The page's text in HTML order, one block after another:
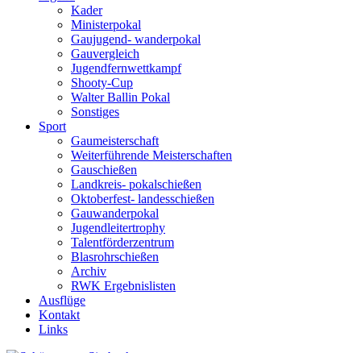
Kader
Ministerpokal
Gaujugend- wanderpokal
Gauvergleich
Jugendfernwettkampf
Shooty-Cup
Walter Ballin Pokal
Sonstiges
Sport
Gaumeisterschaft
Weiterführende Meisterschaften
Gauschießen
Landkreis- pokalschießen
Oktoberfest- landesschießen
Gauwanderpokal
Jugendleitertrophy
Talentförderzentrum
Blasrohrschießen
Archiv
RWK Ergebnislisten
Ausflüge
Kontakt
Links